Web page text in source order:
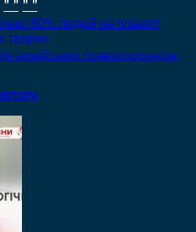
80% людей на планеті
тварин
армійських правоохоронців.